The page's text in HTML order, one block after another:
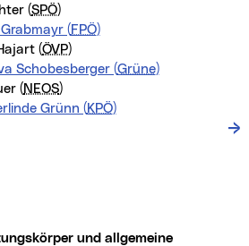
(SPÖ)
( FPÖ)
(ÖVP)
Schobesberger (Grüne)
(NEOS)
Grünn (KPÖ)
und allgemeine